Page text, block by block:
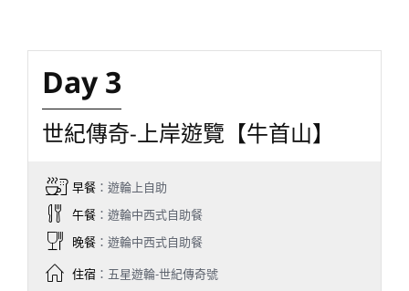
Day 3
世紀傳奇-上岸遊覽【牛首山】
早餐 ：遊輪上自助
午餐 ：遊輪中西式自助餐
晚餐 ：遊輪中西式自助餐
住宿 ：五星遊輪-世紀傳奇號